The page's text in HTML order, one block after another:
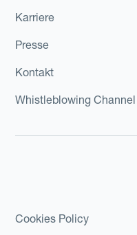
Karriere
Presse
Kontakt
Whistleblowing Channel
Cookies Policy